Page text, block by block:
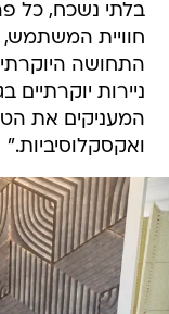
בלתי נשכח, כל
חוויית
התחושה
ניירות יוקרתיים
המעניקים את
ואקסקלוסיביות."